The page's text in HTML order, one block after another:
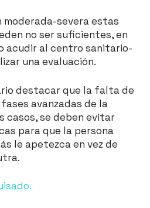
moderada-severa estas
no ser suficientes, en
acudir al centro sanitario-
una evaluación.
destacar que la falta de
avanzadas de la
casos, se deben evitar
para que la persona
le apetezca en vez de